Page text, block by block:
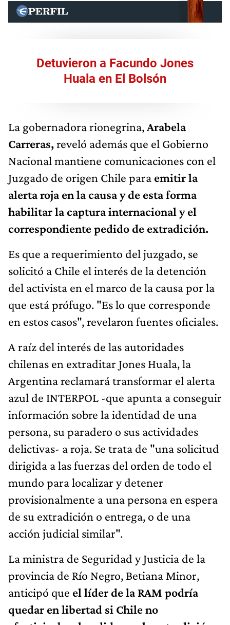
Detuvieron a Facundo Jones
Huala en El Bolsón
La gobernadora rionegrina,Arabela
Carreras,reveló además que el Gobierno
Nacional mantiene comunicaciones con el
Juzgado de origen Chile para emitir la
alerta roja en la causa y de esta forma
habilitar la captura internacional y el
correspondiente pedido de extradición.
Es que a requerimiento del juzgado, se
solicitó a Chile el interés de la detención
del activista en el marco de la causa por la
que está prófugo. "Es lo que corresponde
en estos casos", revelaron fuentes oficiales.
A raíz del interés de las autoridades
chilenas en extraditar Jones Huala, la
Argentina reclamará transformar el alerta
azul de INTERPOL -que apunta a conseguir
información sobre la identidad de una
persona, su paradero o sus actividades
delictivas- a roja. Se trata de "una solicitud
dirigida a las fuerzas del orden de todo el
mundo para localizar y detener
provisionalmente a una persona en espera
de su extradición o entrega, o de una
acción judicial similar".
La ministra de Seguridad y Justicia de la
provincia de Río Negro, Betiana Minor,
anticipó que el líder de la RAM podría
quedar en libertad si Chile no